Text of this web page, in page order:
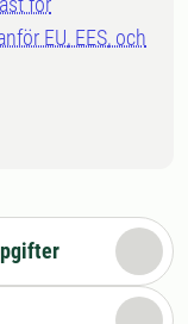
EU, EES, och